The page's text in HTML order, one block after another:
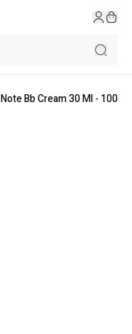
Note Bb Cream 30 Ml - 100